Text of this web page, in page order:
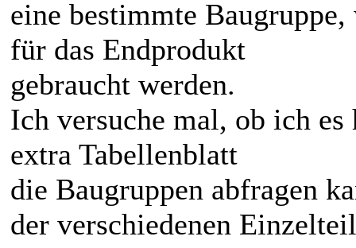
eine bestimmte
für das Endprodukt
gebraucht werden.
Ich versuche mal, ob ich
extra Tabellenblatt
die Baugruppen abfragen
der verschiedenen